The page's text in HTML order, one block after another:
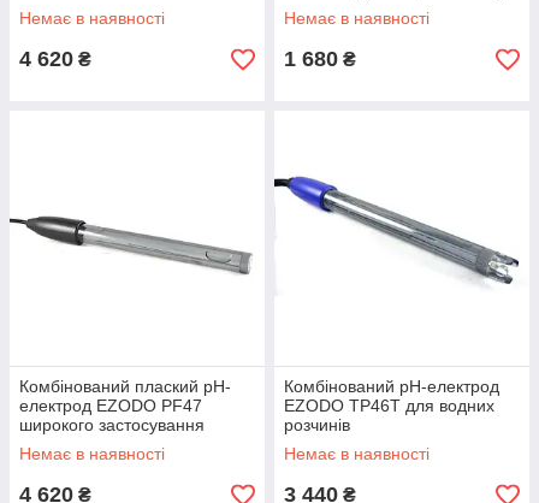
Немає в наявності
4 620 ₴
Немає в наявності
1 680 ₴
Комбінований плаский рН-
електрод EZODO PF47
широкого застосування
Немає в наявності
4 620 ₴
Комбінований рН-електрод
EZODO TP46Т для водних
розчинів
Немає в наявності
3 440 ₴